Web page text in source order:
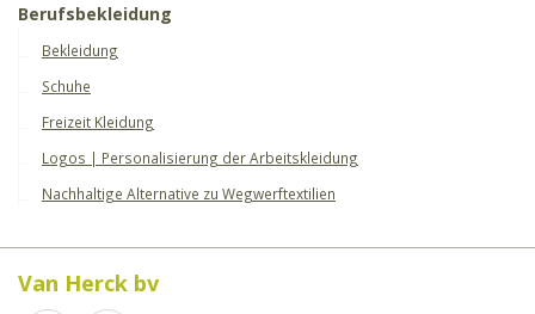
Berufsbekleidung
Bekleidung
Schuhe
Freizeit Kleidung
Logos | Personalisierung der Arbeitskleidung
Nachhaltige Alternative zu Wegwerftextilien
Van Herck bv